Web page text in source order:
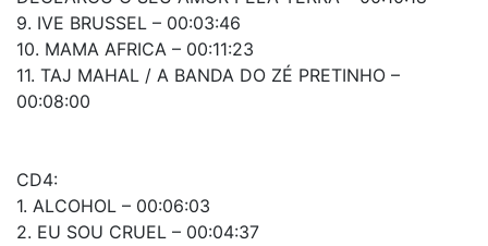
9. IVE BRUSSEL – 00:03:46
10. MAMA AFRICA – 00:11:23
11. TAJ MAHAL / A BANDA DO ZÉ PRETINHO –
00:08:00
CD4:
1. ALCOHOL – 00:06:03
2. EU SOU CRUEL – 00:04:37